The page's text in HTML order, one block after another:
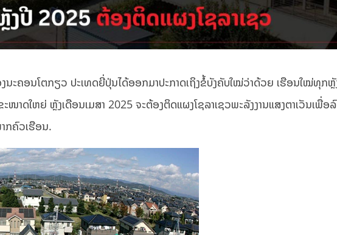
ະຄອນໂຕກຽວ ປະເທດຍີ່ປຸ່ນໄດ້ອອກມາປະກາດເຖິງຂໍ້ບັງຄັບໃໝ່ວ່າດ້ວຍ ເຮືອນໃໝ່ທຸກຫຼັ
າດໃຫຍ່ ຫຼັງເດືອນເມສາ 2025 ຈະຕ້ອງຕິດແຜງໂຊລາເຊວພະລັງງານແສງຕາເວັນເພື່ອ
ກຄົວເຮືອນ.